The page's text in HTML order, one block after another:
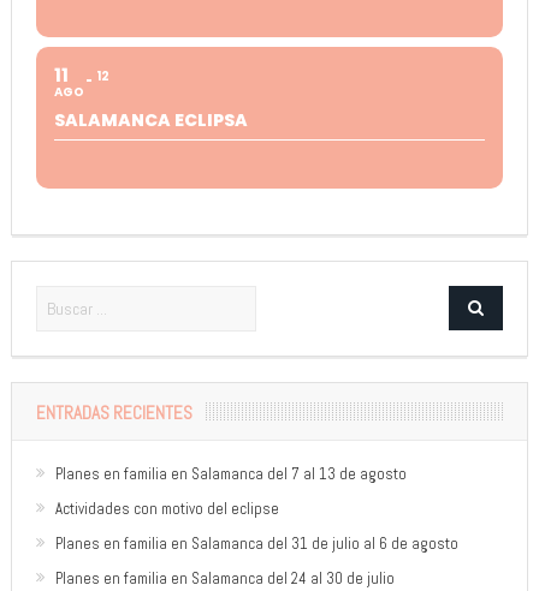
11
AGO
12
SALAMANCA ECLIPSA
ENTRADAS RECIENTES
Planes en familia en Salamanca del 7 al 13 de agosto
Actividades con motivo del eclipse
Planes en familia en Salamanca del 31 de julio al 6 de agosto
Planes en familia en Salamanca del 24 al 30 de julio